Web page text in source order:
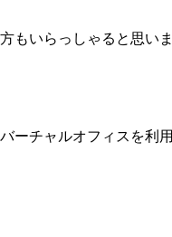
もいらっしゃると思いま
ーチャルオフィスを利用